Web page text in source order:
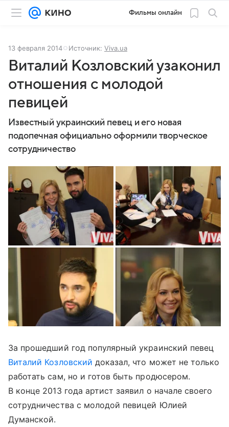
Фильмы онлайн
13 февраля 2014 Источник: Viva.ua
Виталий Козловский узаконил
отношения с молодой
певицей
Известный украинский певец и его новая
подопечная официально оформили творческое
сотрудничество
За прошедший год популярный украинский певец
Виталий Козловский доказал, что может не только
работать сам, но и готов быть продюсером.
В конце 2013 года артист заявил о начале своего
сотрудничества с молодой певицей Юлией
Думанской.